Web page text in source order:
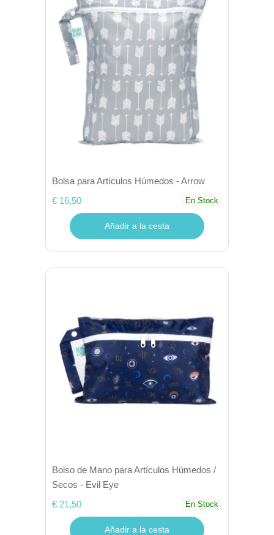
Bolsa para Artículos Húmedos - Arrow
€ 16,50
En Stock
Añadir a la cesta
Bolso de Mano para Artículos Húmedos /
Secos - Evil Eye
€ 21,50
En Stock
Añadir a la cesta